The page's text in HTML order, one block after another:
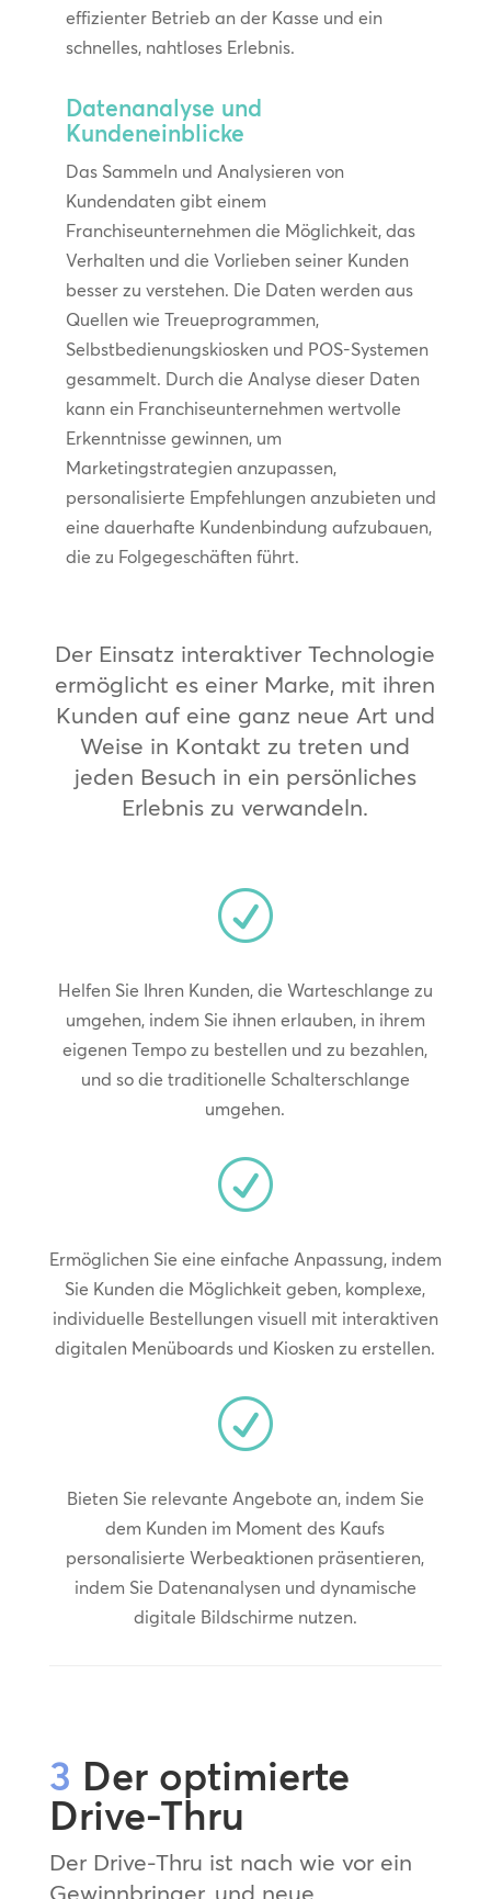
effizienter Betrieb an der Kasse und ein
schnelles, nahtloses Erlebnis.
Datenanalyse und
Kundeneinblicke
Das Sammeln und Analysieren von
Kundendaten gibt einem
Franchiseunternehmen die Möglichkeit, das
Verhalten und die Vorlieben seiner Kunden
besser zu verstehen. Die Daten werden aus
Quellen wie Treueprogrammen,
Selbstbedienungskiosken und POS-Systemen
gesammelt. Durch die Analyse dieser Daten
kann ein Franchiseunternehmen wertvolle
Erkenntnisse gewinnen, um
Marketingstrategien anzupassen,
personalisierte Empfehlungen anzubieten und
eine dauerhafte Kundenbindung aufzubauen,
die zu Folgegeschäften führt.
Der Einsatz interaktiver Technologie
ermöglicht es einer Marke, mit ihren
Kunden auf eine ganz neue Art und
Weise in Kontakt zu treten und
jeden Besuch in ein persönliches
Erlebnis zu verwandeln.
R
Helfen Sie Ihren Kunden, die Warteschlange zu
umgehen, indem Sie ihnen erlauben, in ihrem
eigenen Tempo zu bestellen und zu bezahlen,
und so die traditionelle Schalterschlange
umgehen.
R
Ermöglichen Sie eine einfache Anpassung, indem
Sie Kunden die Möglichkeit geben, komplexe,
individuelle Bestellungen visuell mit interaktiven
digitalen Menüboards und Kiosken zu erstellen.
R
Bieten Sie relevante Angebote an, indem Sie
dem Kunden im Moment des Kaufs
personalisierte Werbeaktionen präsentieren,
indem Sie Datenanalysen und dynamische
digitale Bildschirme nutzen.
3 Der optimierte
Drive-Thru
Der Drive-Thru ist nach wie vor ein
Gewinnbringer, und neue